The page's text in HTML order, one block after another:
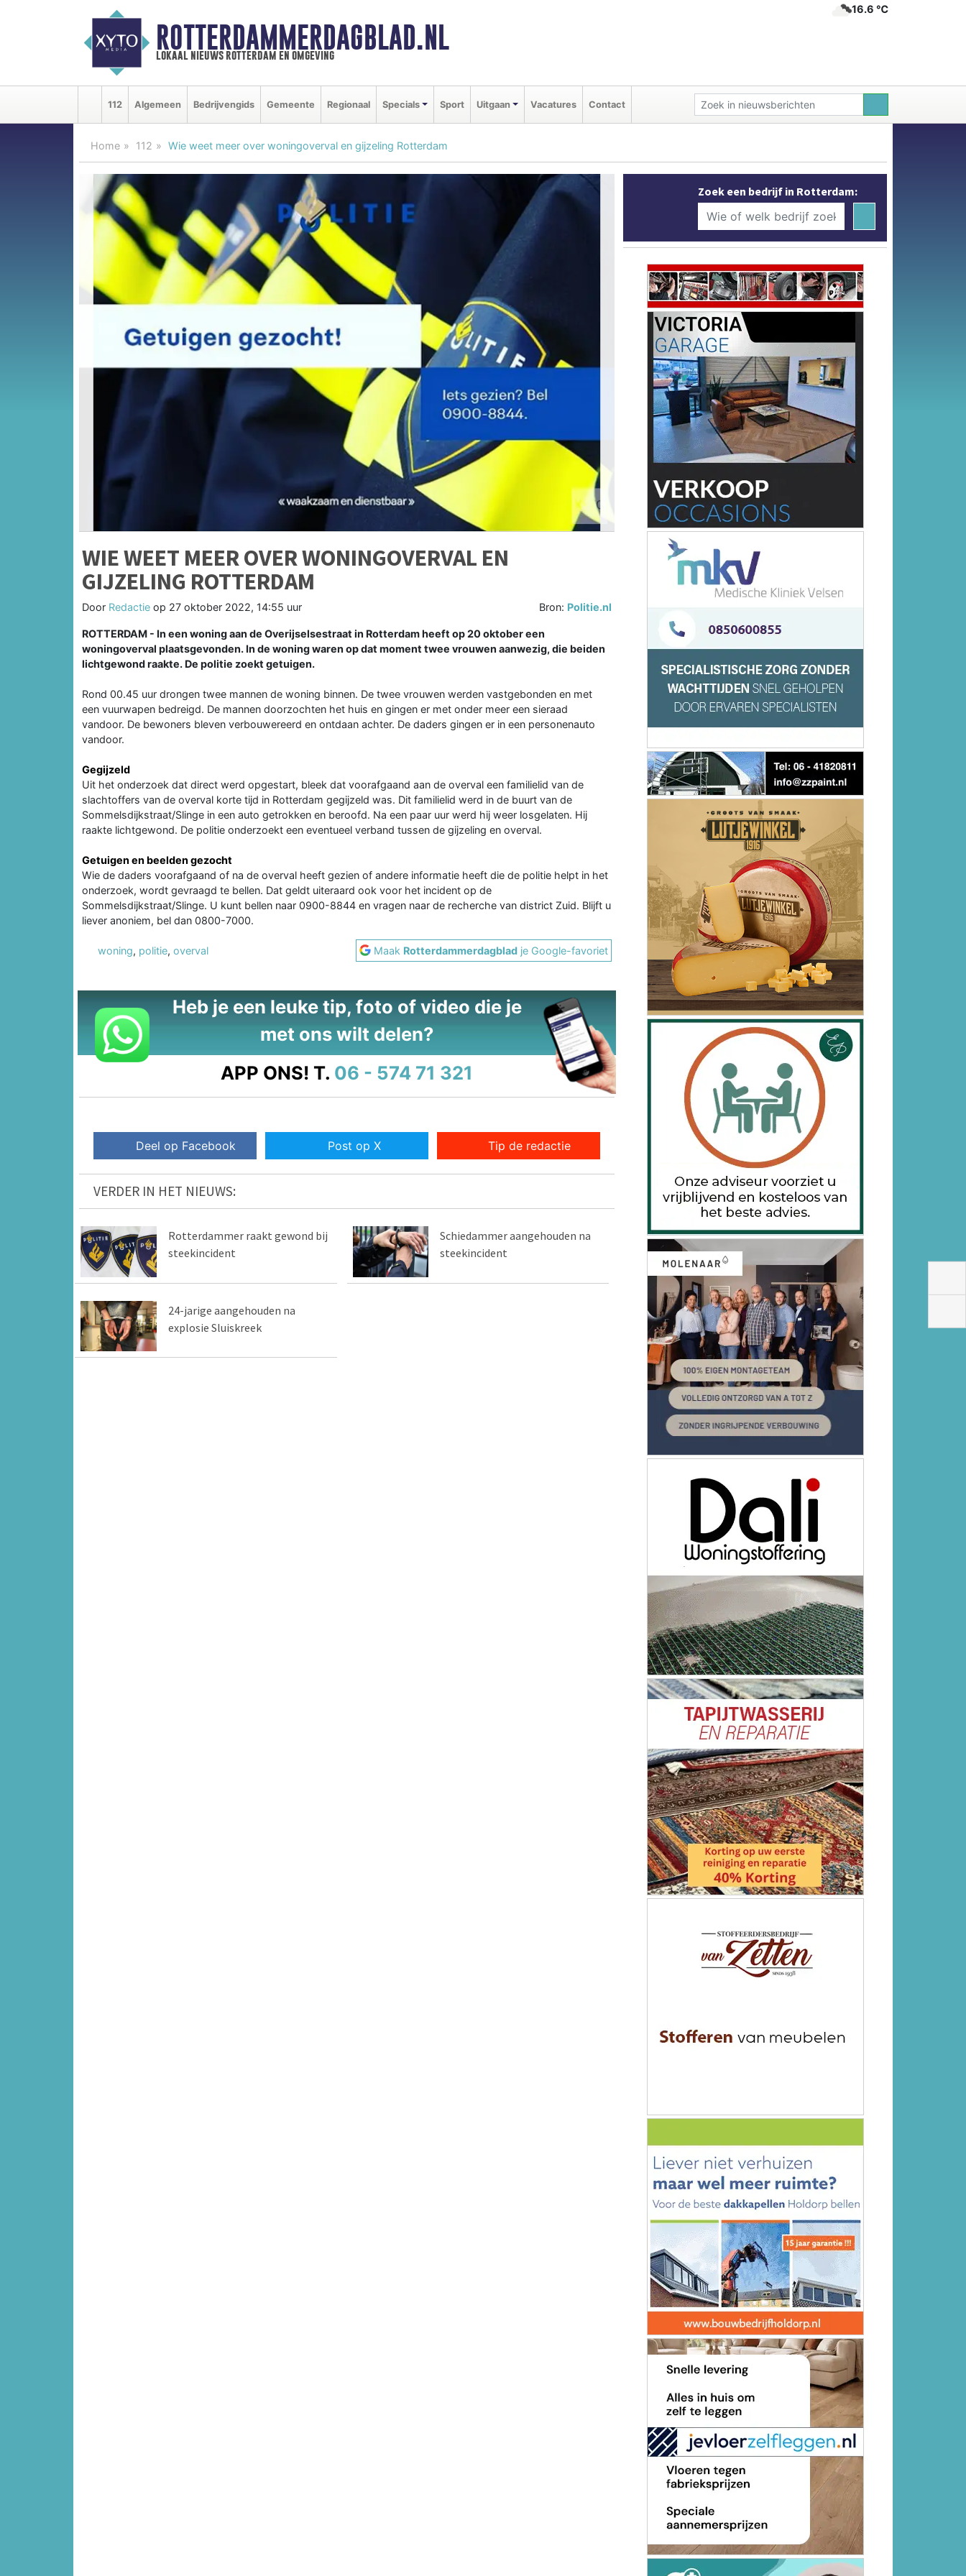
ROTTERDAMMERDAGBLAD.NL
lokaal nieuws rotterdam en omgeving
16.6 ℃
112 Algemeen Bedrijvengids Gemeente Regionaal Specials Sport Uitgaan Vacatures Contact
Home 112 Wie weet meer over woningoverval en gijzeling Rotterdam
WIE WEET MEER OVER WONINGOVERVAL EN
GIJZELING ROTTERDAM
Door Redactie op 27 oktober 2022, 14:55 uur Bron: Politie.nl
ROTTERDAM - In een woning aan de Overijselsestraat in Rotterdam heeft op 20 oktober een
woningoverval plaatsgevonden. In de woning waren op dat moment twee vrouwen aanwezig, die beiden
lichtgewond raakte. De politie zoekt getuigen.
Rond 00.45 uur drongen twee mannen de woning binnen. De twee vrouwen werden vastgebonden en met
een vuurwapen bedreigd. De mannen doorzochten het huis en gingen er met onder meer een sieraad
vandoor. De bewoners bleven verbouwereerd en ontdaan achter. De daders gingen er in een personenauto
vandoor.
Gegijzeld
Uit het onderzoek dat direct werd opgestart, bleek dat voorafgaand aan de overval een familielid van de
slachtoffers van de overval korte tijd in Rotterdam gegijzeld was. Dit familielid werd in de buurt van de
Sommelsdijkstraat/Slinge in een auto getrokken en beroofd. Na een paar uur werd hij weer losgelaten. Hij
raakte lichtgewond. De politie onderzoekt een eventueel verband tussen de gijzeling en overval.
Getuigen en beelden gezocht
Wie de daders voorafgaand of na de overval heeft gezien of andere informatie heeft die de politie helpt in het
onderzoek, wordt gevraagd te bellen. Dat geldt uiteraard ook voor het incident op de
Sommelsdijkstraat/Slinge. U kunt bellen naar 0900-8844 en vragen naar de recherche van district Zuid. Blijft u
liever anoniem, bel dan 0800-7000.
woning, politie, overval Maak Rotterdammerdagblad je Google-favoriet
Heb je een leuke tip, foto of video die je
met ons wilt delen?
APP ONS! T. 06 - 574 71 321
Deel op Facebook Post op X Tip de redactie
VERDER IN HET NIEUWS:
Rotterdammer raakt gewond bij
steekincident
Schiedammer aangehouden na
steekincident
24-jarige aangehouden na
explosie Sluiskreek
Zoek een bedrijf in Rotterdam: